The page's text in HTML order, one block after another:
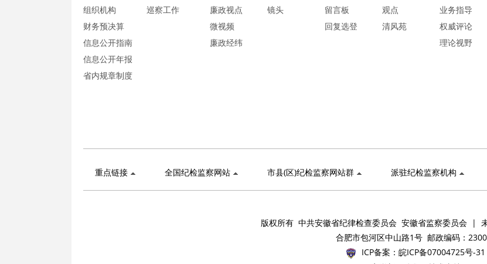
组织机构
财务预决算
信息公开指南
信息公开年报
省内规章制度
巡察工作
廉政视点
微视频
廉政经纬
镜头
留言板
回复选登
观点
清风苑
业务指导
权威评论
理论视野
重点链接 全国纪检监察网站 市县(区)纪检监察网站群 派驻纪检监察机构
版权所有 中共安徽省纪律检查委员会 安徽省监察委员会 |
合肥市包河区中山路1号 邮政编码：
ICP备案： 皖ICP备07004725号-31